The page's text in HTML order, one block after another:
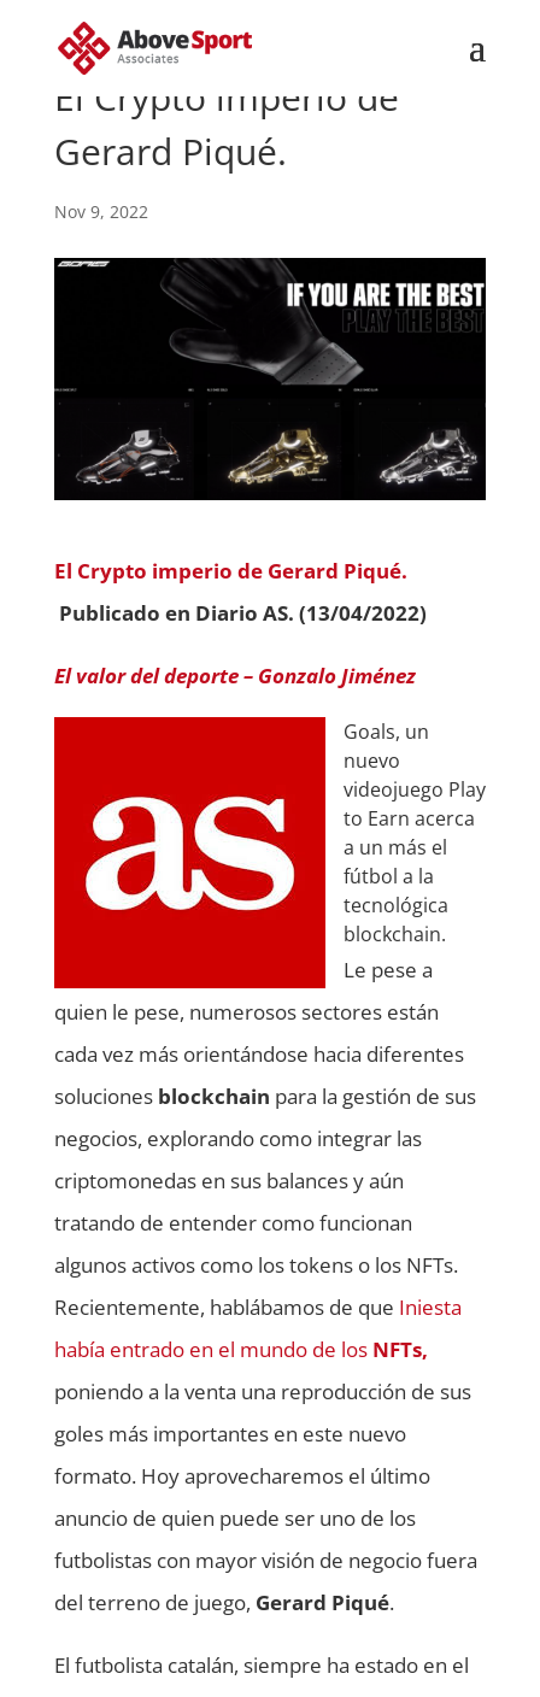
El Crypto imperio de
Gerard Piqué.
Nov 9, 2022
El Crypto imperio de Gerard Piqué.
Publicado en Diario AS. (13/04/2022)
El valor del deporte – Gonzalo Jiménez
Goals, un
nuevo
videojuego Play
to Earn acerca
a un más el
fútbol a la
tecnológica
blockchain.
Le pese a
quien le pese, numerosos sectores están
cada vez más orientándose hacia diferentes
soluciones blockchain para la gestión de sus
negocios, explorando como integrar las
criptomonedas en sus balances y aún
tratando de entender como funcionan
algunos activos como los tokens o los NFTs.
Recientemente, hablábamos de que Iniesta
había entrado en el mundo de los NFTs,
poniendo a la venta una reproducción de sus
goles más importantes en este nuevo
formato. Hoy aprovecharemos el último
anuncio de quien puede ser uno de los
futbolistas con mayor visión de negocio fuera
del terreno de juego, Gerard Piqué.
El futbolista catalán, siempre ha estado en el